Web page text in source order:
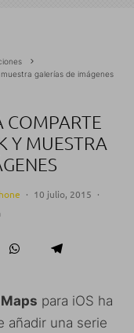
galerías de imágenes
COMPARTE
Y MUESTRA
· 10 julio, 2015 ·
para iOS ha
añadir una serie